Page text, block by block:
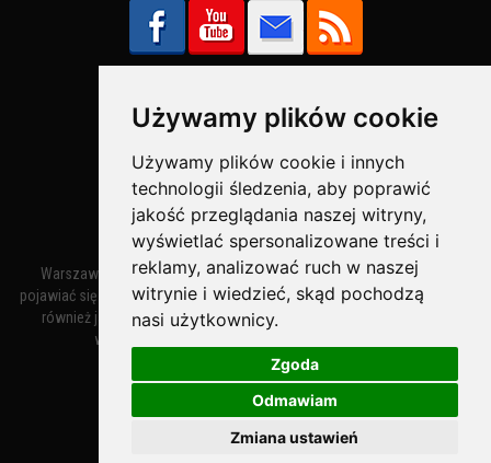
Używamy plików cookie
Używamy plików cookie i innych
technologii śledzenia, aby poprawić
jakość przeglądania naszej witryny,
wyświetlać spersonalizowane treści i
reklamy, analizować ruch w naszej
witrynie i wiedzieć, skąd pochodzą
nasi użytkownicy.
Zgoda
Odmawiam
Zmiana ustawień
Bezpieczne Płatności obsługuje:
Warszawa – miasto stołeczne Warszawa. Nazwa miasta zaczęła
pojawiać się w dokumentach w XIV wieku jako Warszewa, a od XV wieku
również jako Warszowa. Zmiana nazwy na Warszawa w XV wieku
wynikała z mazowieckiej wymowy dialektycznej.